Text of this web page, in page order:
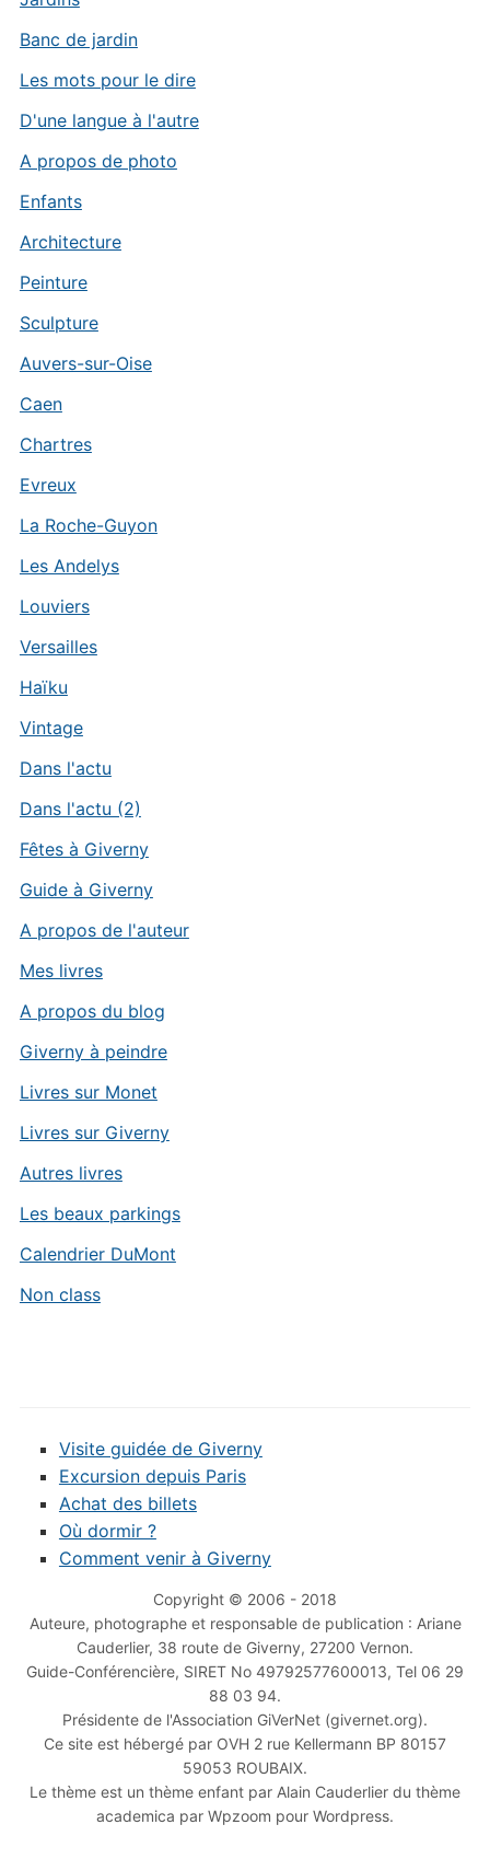
Banc de jardin
Les mots pour le dire
D'une langue à l'autre
A propos de photo
Enfants
Architecture
Peinture
Sculpture
Auvers-sur-Oise
Caen
Chartres
Evreux
La Roche-Guyon
Les Andelys
Louviers
Versailles
Haïku
Vintage
Dans l'actu
Dans l'actu (2)
Fêtes à Giverny
Guide à Giverny
A propos de l'auteur
Mes livres
A propos du blog
Giverny à peindre
Livres sur Monet
Livres sur Giverny
Autres livres
Les beaux parkings
Calendrier DuMont
Non class
Visite guidée de Giverny
Excursion depuis Paris
Achat des billets
Où dormir ?
Comment venir à Giverny
Copyright © 2006 - 2018
Auteure, photographe et responsable de publication : Ariane
Cauderlier, 38 route de Giverny, 27200 Vernon.
Guide-Conférencière, SIRET No 49792577600013, Tel 06 29
88 03 94.
Présidente de l'Association GiVerNet (givernet.org).
Ce site est hébergé par OVH 2 rue Kellermann BP 80157
59053 ROUBAIX.
Le thème est un thème enfant par Alain Cauderlier du thème
academica par Wpzoom pour Wordpress.